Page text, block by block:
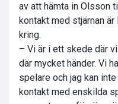
av att hämta in Olsson
kontakt med stjärnan
kring.
– Vi är i ett skede där
där mycket händer. Vi
spelare och jag kan
kontakt med enskilda